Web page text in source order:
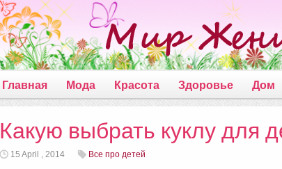
Главная Мода Красота Здоровье Дом
Какую выбрать куклу для
15 April , 2014 Все про детей